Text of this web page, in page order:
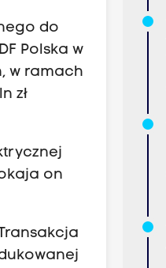
do
Polska w
w ramach
zł
on